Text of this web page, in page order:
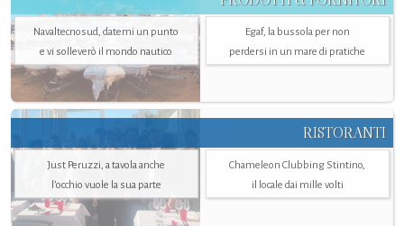
Navaltecnosud, datemi un punto
e vi solleverò il mondo nautico
Egaf, la bussola per non
perdersi in un mare di pratiche
RISTORANTI
Just Peruzzi, a tavola anche
l’occhio vuole la sua parte
Chameleon Clubbing Stintino,
il locale dai mille volti